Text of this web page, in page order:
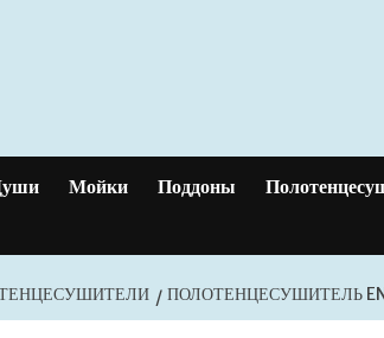
Мойки Поддоны
ПОЛОТЕНЦЕСУШИТЕЛЬ